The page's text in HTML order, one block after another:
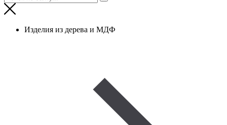
Изделия из дерева и МДФ